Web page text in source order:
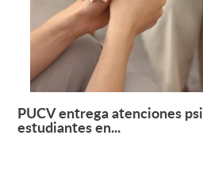
PUCV entrega atenciones
estudiantes en...